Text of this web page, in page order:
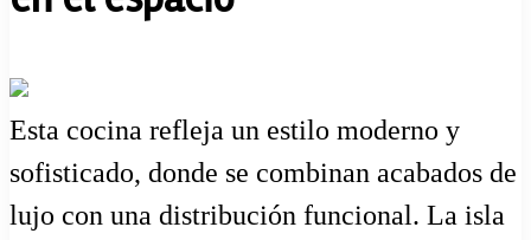
Esta cocina refleja un estilo moderno y
sofisticado, donde se combinan acabados de
lujo con una distribución funcional. La isla